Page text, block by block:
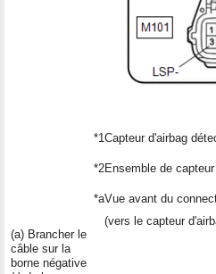
(a) Brancher le
câble sur la
borne négative
*1Capteur d'airbag
*2Ensemble de
*aVue avant du
(vers le capteur